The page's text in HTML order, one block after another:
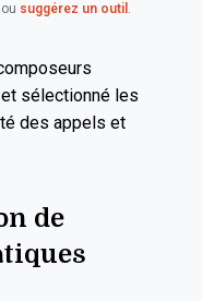
suggérez un outil .
sélectionné les
des appels et
de